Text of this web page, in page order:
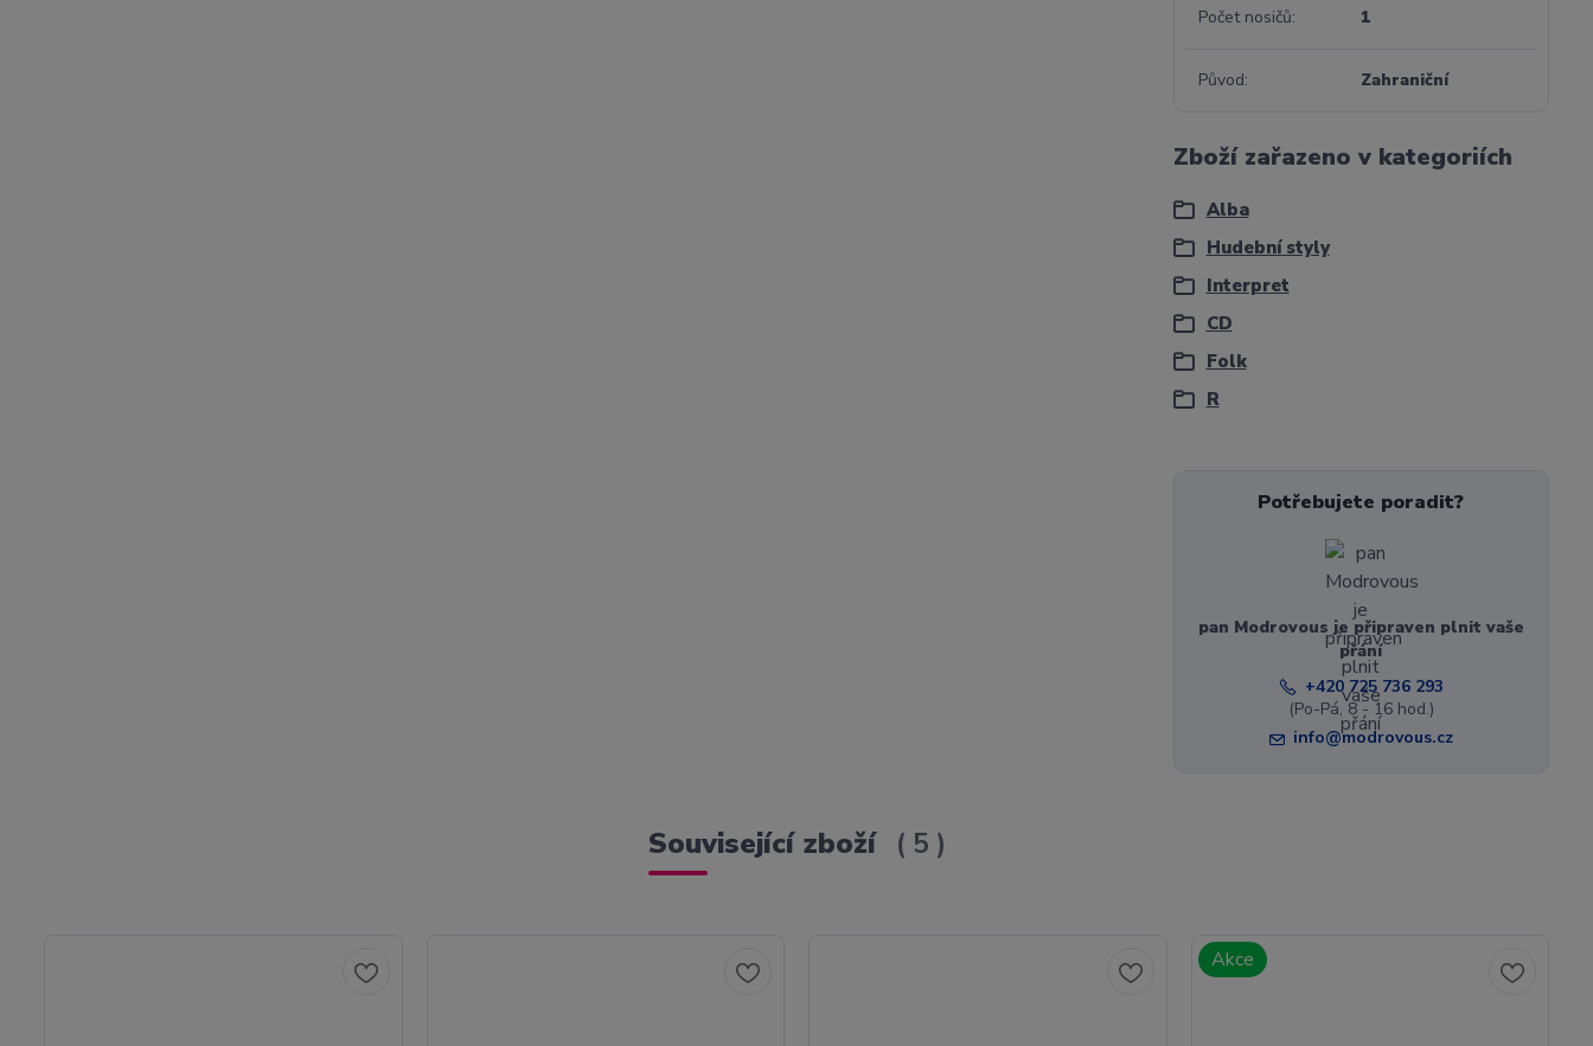
Počet nosičů 1
Původ Zahraniční
Zboží zařazeno v kategoriích
Alba
Hudební styly
Interpret
CD
Folk
R
Potřebujete poradit?
pan Modrovous je připraven plnit vaše
přání
+420 725 736 293
(Po-Pá, 8 - 16 hod.)
info@modrovous.cz
Související zboží 5
Akce